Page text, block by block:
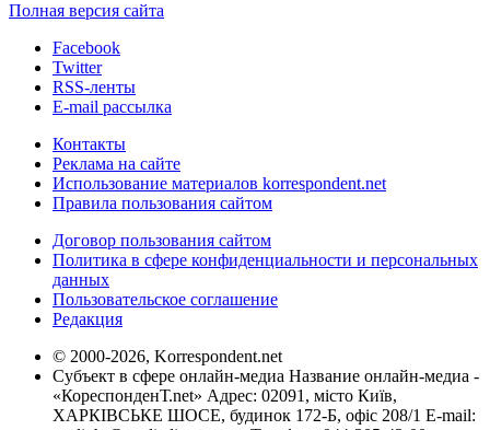
Полная версия сайта
Facebook
Twitter
RSS-ленты
E-mail рассылка
Контакты
Реклама на сайте
Использование материалов korrespondent.net
Правила пользования сайтом
Договор пользования сайтом
Политика в сфере конфиденциальности и персональных
данных
Пользовательское соглашение
Редакция
© 2000-2026, Korrespondent.net
Субъект в сфере онлайн-медиа Название онлайн-медиа -
«КореспонденТ.net» Адрес: 02091, місто Київ,
ХАРКІВСЬКЕ ШОСЕ, будинок 172-Б, офіс 208/1 E-mail: